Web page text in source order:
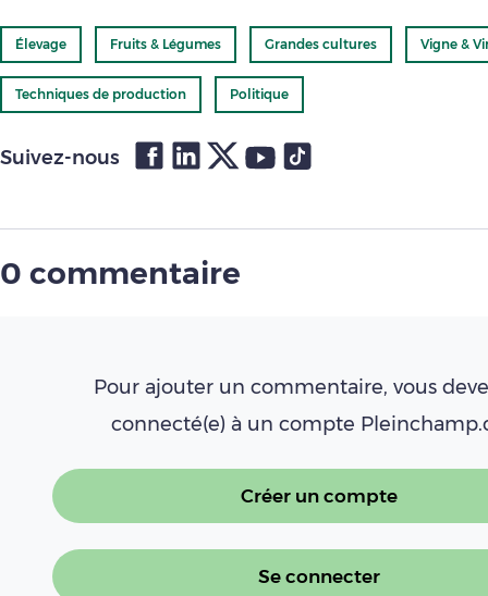
Élevage Fruits & Légumes Grandes cultures Vigne &
Techniques de production Politique
Suivez-nous
0 commentaire
Pour ajouter un commentaire, vous
connecté(e) à un compte
Créer un compte
Se connecter